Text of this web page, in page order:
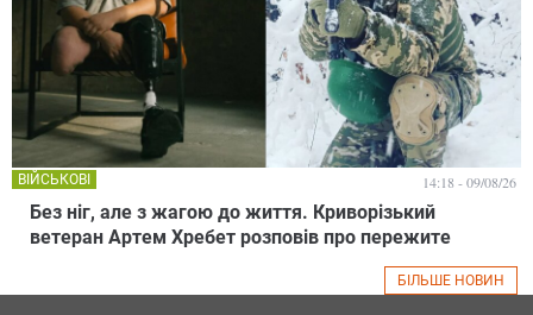
Без ніг, але з жагою до життя. Криворізький
ветеран Артем Хребет розповів про пережите
ВІЙСЬКОВІ 14:18 - 09/08/26
БІЛЬШЕ НОВИН